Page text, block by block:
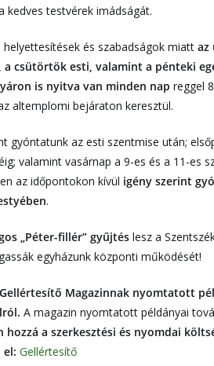
kedves testvérek imádságát.
és szabadságok miatt az
csütörtök esti, valamint a pénteki
is nyitva van minden nap reggel
altemplomi bejáraton keresztül.
gyóntatunk az esti szentmise után;
valamint vasárnap a 9-es és a 11-es
az időpontokon kívül igény szerint
.
„Péter-fillér” gyűjtés lesz a
egyházunk központi működését!
Magazinnak nyomtatott
A magazin nyomtatott példányai
a szerkesztési és nyomdai
el: Gellértesítő